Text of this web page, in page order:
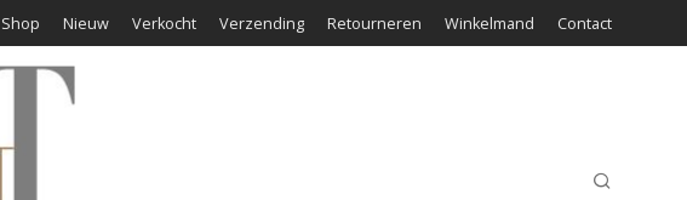
Shop Nieuw Verkocht Verzending Retourneren Winkelmand Contact